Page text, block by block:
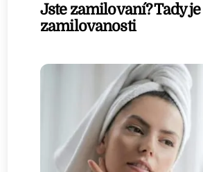
Jste zamilovaní? Tady
zamilovanosti